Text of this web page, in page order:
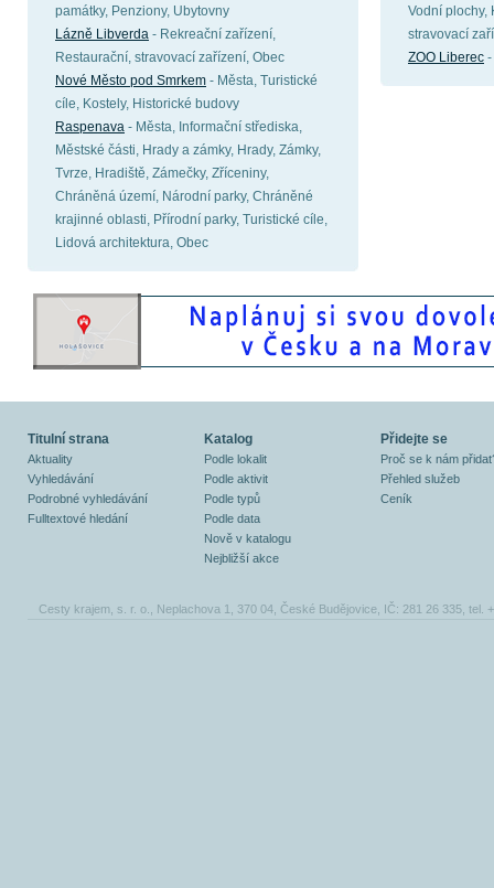
památky, Penziony, Ubytovny
Lázně Libverda - Rekreační zařízení,
Restaurační, stravovací zařízení, Obec
Nové Město pod Smrkem - Města, Turistické
cíle, Kostely, Historické budovy
Raspenava - Města, Informační střediska,
Městské části, Hrady a zámky, Hrady, Zámky,
Tvrze, Hradiště, Zámečky, Zříceniny,
Chráněná území, Národní parky, Chráněné
krajinné oblasti, Přírodní parky, Turistické cíle,
Lidová architektura, Obec
Vodní plochy,
stravovací
ZOO Liberec -
Titulní strana
Aktuality
Vyhledávání
Podrobné vyhledávání
Fulltextové hledání
Katalog
Podle lokalit
Podle aktivit
Podle typů
Podle data
Nově v katalogu
Nejbližší akce
Přidejte se
Proč se k nám
Přehled služeb
Ceník
Cesty krajem, s. r. o., Neplachova 1, 370 04, České Budějovice, IČ: 281 26 335, tel.